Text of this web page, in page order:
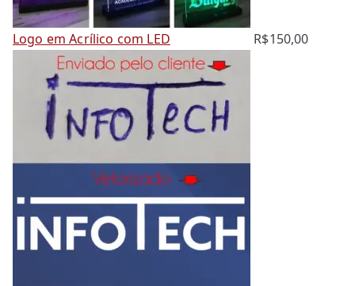
Logo em Acrílico com LED R$150,00